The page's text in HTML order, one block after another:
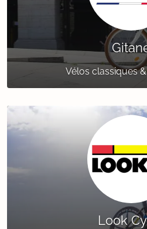
Vélos classiques
Look